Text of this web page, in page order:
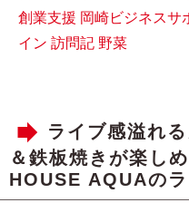
創業支援 岡崎ビジネスサ
イン 訪問記 野菜
ライブ感溢れ
＆鉄板焼きが楽し
HOUSE AQUAの